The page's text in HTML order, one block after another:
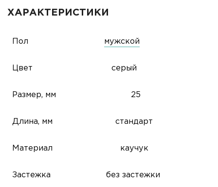
ХАРАКТЕРИСТИКИ
Пол мужской
Цвет серый
Размер, мм 25
Длина, мм стандарт
Материал каучук
Застежка без застежки